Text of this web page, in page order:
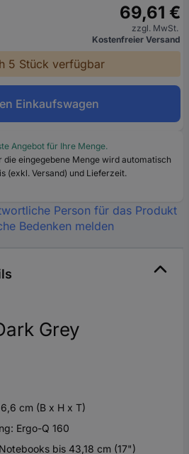
69,61 €
zzgl. MwSt.
Kostenfreier Versand
5 Stück verfügbar
Einkaufswagen
Angebot für Ihre Menge.
die eingegebene Menge wird automatisch
(exkl. Versand) und Lieferzeit.
Person für das Produkt
Bedenken melden
Grey
cm (B x H x T)
Ergo-Q 160
bis 43,18 cm (17")